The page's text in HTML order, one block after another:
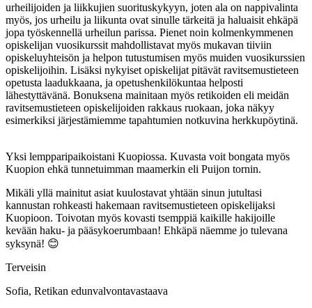
urheilijoiden ja liikkujien suorituskykyyn, joten ala on nappivalinta
myös, jos urheilu ja liikunta ovat sinulle tärkeitä ja haluaisit ehkäpä
jopa työskennellä urheilun parissa. Pienet noin kolmenkymmenen
opiskelijan vuosikurssit mahdollistavat myös mukavan tiiviin
opiskeluyhteisön ja helpon tutustumisen myös muiden vuosikurssien
opiskelijoihin. Lisäksi nykyiset opiskelijat pitävät ravitsemustieteen
opetusta laadukkaana, ja opetushenkilökuntaa helposti
lähestyttävänä. Bonuksena mainitaan myös retikoiden eli meidän
ravitsemustieteen opiskelijoiden rakkaus ruokaan, joka näkyy
esimerkiksi järjestämiemme tapahtumien notkuvina herkkupöytinä.
Yksi lempparipaikoistani Kuopiossa. Kuvasta voit bongata myös
Kuopion ehkä tunnetuimman maamerkin eli Puijon tornin.
Mikäli yllä mainitut asiat kuulostavat yhtään sinun jutultasi
kannustan rohkeasti hakemaan ravitsemustieteen opiskelijaksi
Kuopioon. Toivotan myös kovasti tsemppiä kaikille hakijoille
kevään haku- ja pääsykoerumbaan! Ehkäpä näemme jo tulevana
syksynä! 😊
Terveisin
Sofia, Retikan edunvalvontavastaava